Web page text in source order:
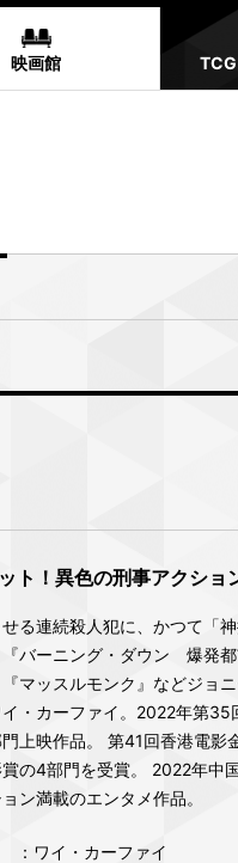
映画館
ト！異色の刑事アクショ
る連続殺人犯に、かつて「
バーニング・ダウン 爆発
マッスルモンク』などジョ
・カーファイ。2022年第35
上映作品。 第41回香港電影
の4部門を受賞。 2022年中
ン満載のエンタメ作品。
：ワイ・カーファイ